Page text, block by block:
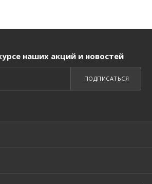
наших акций и новостей
ПОДПИСАТЬСЯ